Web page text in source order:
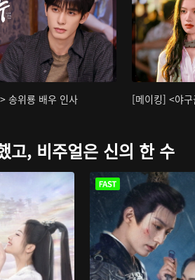
송위룡 배우 인사 [메이킹] <야
고, 비주얼은 신의 한 수